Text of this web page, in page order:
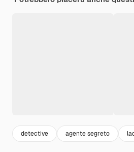
detective agente segreto